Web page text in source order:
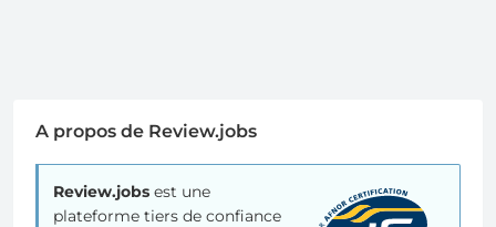
A propos de Review.jobs
Review.jobs est une
plateforme tiers de confiance